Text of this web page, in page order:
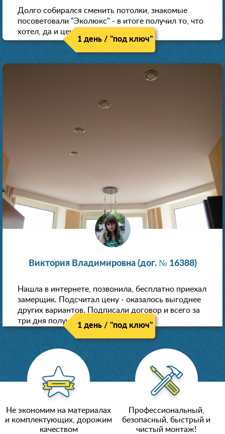
Долго собирался сменить потолки, знакомые
посоветовали "Эколюкс" - в итоге получил то, что
хотел, да и цена нормальная.
1 день / "под ключ"
Виктория Владимировна (дог. № 16388)
Нашла в интернете, позвонила, бесплатно приехал
замерщик. Подсчитал цену - оказалось выгоднее
других вариантов. Подписали договор и всего за
три дня получили новые потолки!
1 день / "под ключ"
Не экономим на материалах
и комплектующих, дорожим
качеством
Профессиональный,
безопасный, быстрый и
чистый монтаж!